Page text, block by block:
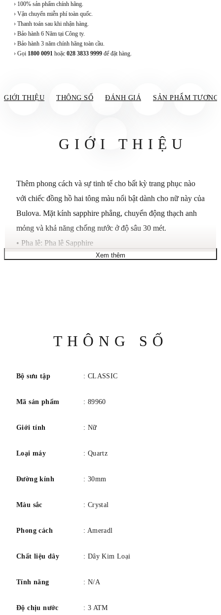
› 100% sản phẩm chính hãng.
› Vận chuyển miễn phí toàn quốc.
› Thanh toán sau khi nhận hàng.
› Bảo hành 6 Năm tại Công ty.
› Bảo hành 3 năm chính hãng toàn cầu.
› Gọi 1800 0091 hoặc 028 3833 9999 để đặt hàng.
GIỚI THIỆU THÔNG SỐ ĐÁNH GIÁ SẢN PHẨM TƯƠNG
GIỚI THIỆU
Thêm phong cách và sự tinh tế cho bất kỳ trang phục nào
với chiếc đồng hồ hai tông màu nổi bật dành cho nữ này của
Bulova. Mặt kính sapphire phẳng, chuyển động thạch anh
mỏng và khả năng chống nước ở độ sâu 30 mét.
• Pha lê: Pha lê Sapphire
• Đường kính vỏ: 30 mmXem thêm
THÔNG SỐ
Bộ sưu tập : CLASSIC
Mã sản phẩm : 89960
Giới tính : Nữ
Loại máy : Quartz
Đường kính : 30mm
Màu sắc : Crystal
Phong cách : Ameradl
Chất liệu dây : Dây Kim Loại
Tính năng : N/A
Độ chịu nước : 3 ATM